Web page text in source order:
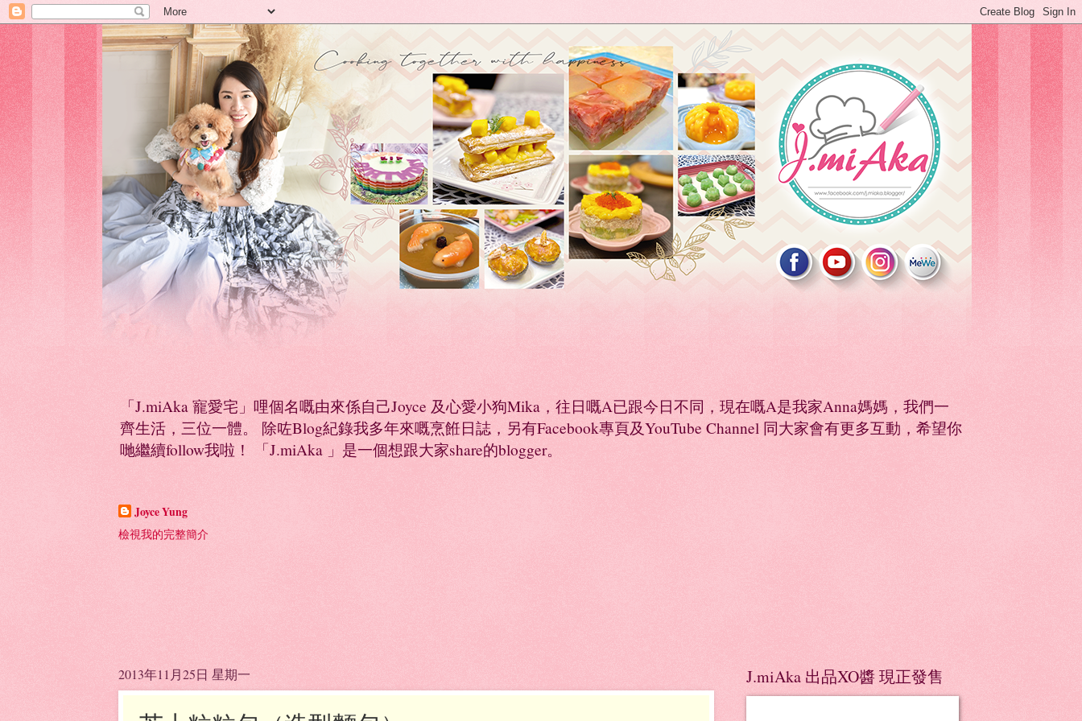
「J.miAka 寵愛宅」哩個名嘅由來係自己Joyce 及心愛小狗Mika，往日嘅A已跟今日不同，現在嘅A是我家Anna媽媽，我們一
齊生活，三位一體。 除咗Blog紀錄我多年來嘅烹餁日誌，另有Facebook專頁及YouTube Channel 同大家會有更多互動，希望你
哋繼續follow我啦！ 「J.miAka 」是一個想跟大家share的blogger。
Joyce Yung
檢視我的完整簡介
2013年11月25日 星期一 J.miAka 出品XO醬 現正發售